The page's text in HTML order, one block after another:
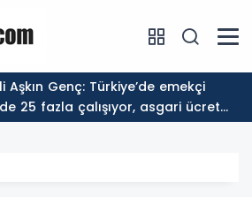
25 fazla çalışıyor, asgari ücret
18 gününe yetiyor